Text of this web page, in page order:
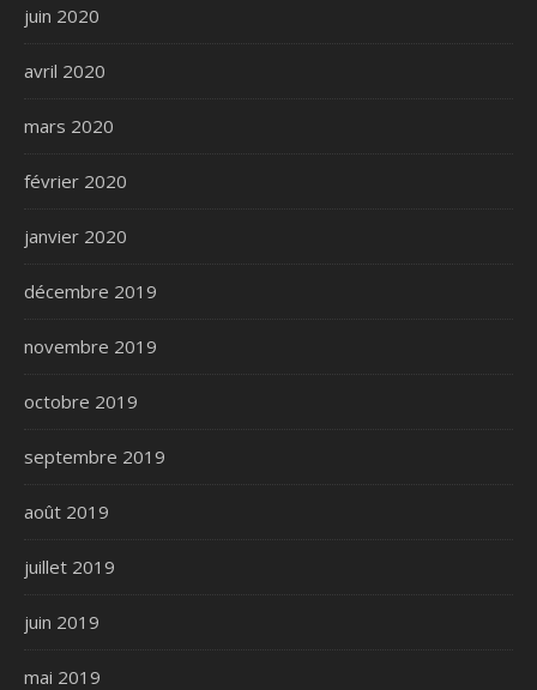
juin 2020
avril 2020
mars 2020
février 2020
janvier 2020
décembre 2019
novembre 2019
octobre 2019
septembre 2019
août 2019
juillet 2019
juin 2019
mai 2019